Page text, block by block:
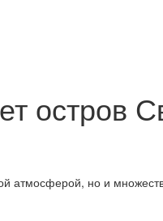
остров
атмосферой, но и